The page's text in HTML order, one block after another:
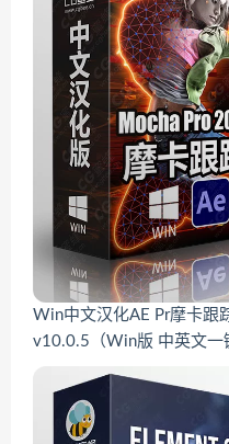
Win中文汉化AE Pr摩卡跟
v10.0.5（Win版 中英文一